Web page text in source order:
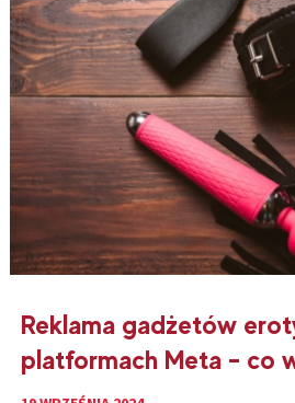
Reklama gadżetów
platformach Meta – co